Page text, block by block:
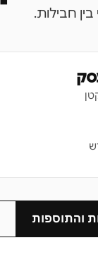
והתוספות